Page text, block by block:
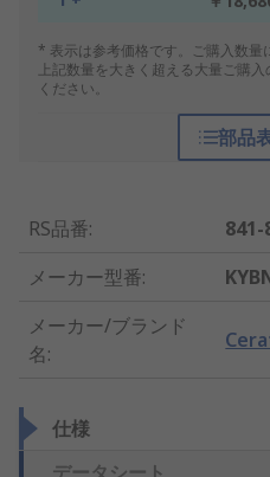
* 表示は参考価格です。ご購入数量
上記数量を大きく超える大量ご購
ください。
部品
RS品番:
841-
メーカー型番:
メーカー/ブランド
名:
仕様